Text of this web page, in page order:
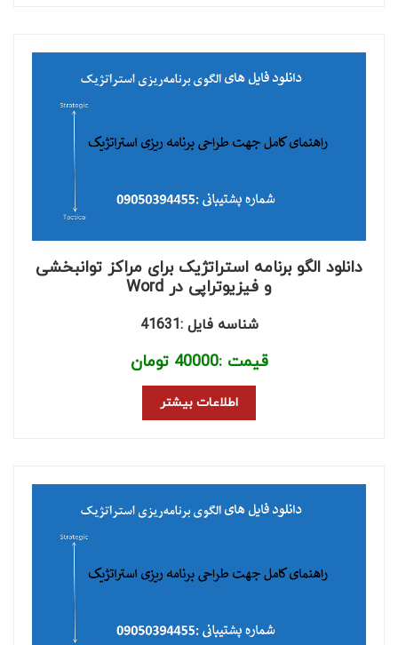
دانلود الگو برنامه استراتژیک برای مراکز توانبخشی
و فیزیوتراپی در Word
شناسه فایل :41631
قیمت :40000 تومان
اطلاعات بیشتر